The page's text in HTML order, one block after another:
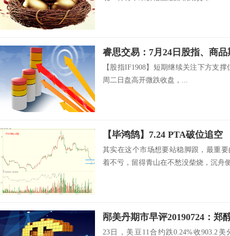
睿思交易：7月24日股指、商
【股指IF1908】短期继续关注下方支
周二日盘高开微跌收盘，...
【毕鸿鹄】7.24 PTA破位追空
其实在这个市场想要站稳脚跟，最重
着不亏，留得青山在不愁没柴烧，沉舟
邴美丹期市早评20190724：郑
23日，美豆11合约跌0.24%收903.2